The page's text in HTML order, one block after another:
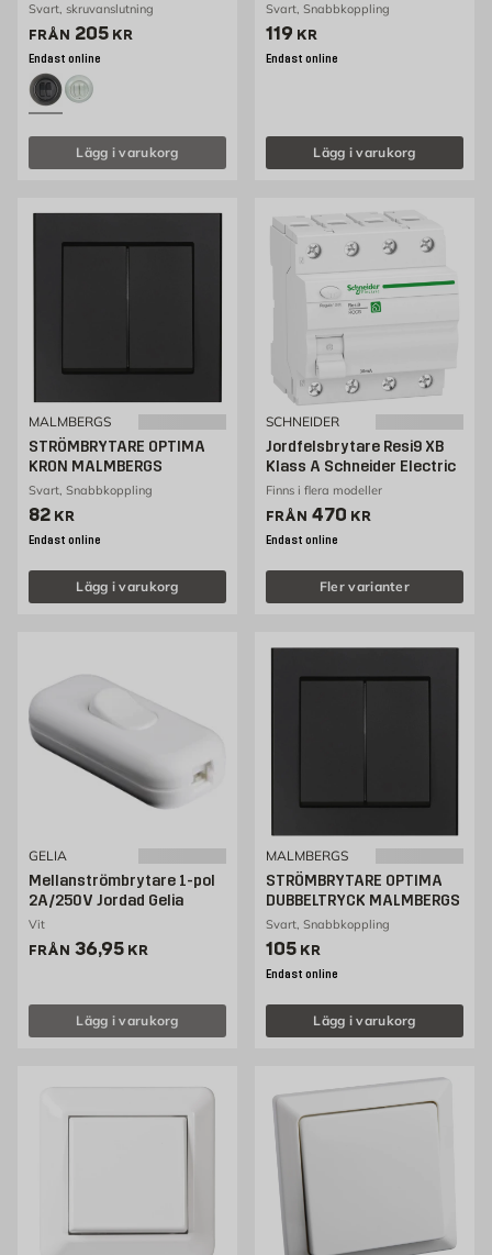
Svart, skruvanslutning
FRÅN Pris 202 kr
205 KR
Endast online
Lägg i varukorg
Svart, Snabbkoppling
Pris 119 kr
119 KR
Endast online
Lägg i varukorg
MALMBERGS
STRÖMBRYTARE OPTIMA
KRON MALMBERGS
Svart, Snabbkoppling
Pris 82 kr
82 KR
Endast online
Lägg i varukorg
SCHNEIDER
Jordfelsbrytare Resi9 XB
Klass A Schneider Electric
Finns i flera modeller
FRÅN Pris 470 kr
470 KR
Endast online
Fler varianter
GELIA
Mellanströmbrytare 1-pol
2A/250V Jordad Gelia
Vit
FRÅN Pris 36.95 kr
36,95 KR
Lägg i varukorg
MALMBERGS
STRÖMBRYTARE OPTIMA
DUBBELTRYCK MALMBERGS
Svart, Snabbkoppling
Pris 105 kr
105 KR
Endast online
Lägg i varukorg